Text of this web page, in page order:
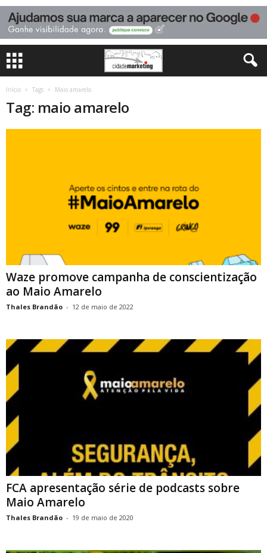
Início Tags Maio amarelo
Tag: maio amarelo
Waze promove campanha de conscientização
ao Maio Amarelo
Thales Brandão - 12 de maio de 2022
FCA apresentação série de podcasts sobre
Maio Amarelo
Thales Brandão - 19 de maio de 2020